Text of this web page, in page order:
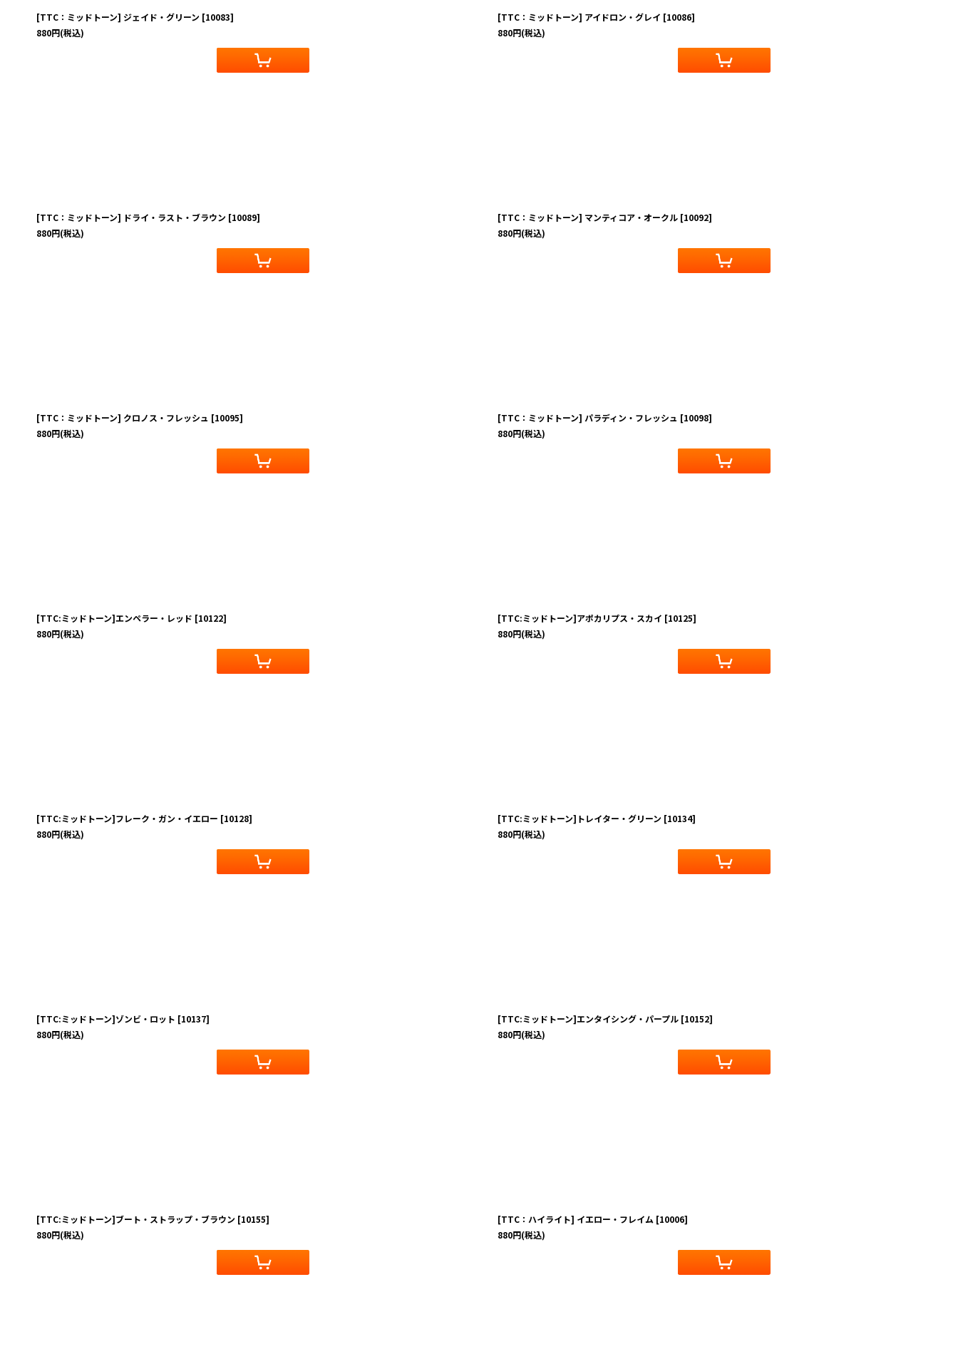
[TTC：ミッドトーン] ジェイド・グリーン [10083]
880円(税込)
[TTC：ミッドトーン] アイドロン・グレイ [10086]
880円(税込)
[TTC：ミッドトーン] ドライ・ラスト・ブラウン [10089]
880円(税込)
[TTC：ミッドトーン] マンティコア・オークル [10092]
880円(税込)
[TTC：ミッドトーン] クロノス・フレッシュ [10095]
880円(税込)
[TTC：ミッドトーン] パラディン・フレッシュ [10098]
880円(税込)
[TTC:ミッドトーン]エンペラー・レッド [10122]
880円(税込)
[TTC:ミッドトーン]アポカリプス・スカイ [10125]
880円(税込)
[TTC:ミッドトーン]フレーク・ガン・イエロー [10128]
880円(税込)
[TTC:ミッドトーン]トレイター・グリーン [10134]
880円(税込)
[TTC:ミッドトーン]ゾンビ・ロット [10137]
880円(税込)
[TTC:ミッドトーン]エンタイシング・パープル [10152]
880円(税込)
[TTC:ミッドトーン]ブート・ストラップ・ブラウン [10155]
880円(税込)
[TTC：ハイライト] イエロー・フレイム [10006]
880円(税込)